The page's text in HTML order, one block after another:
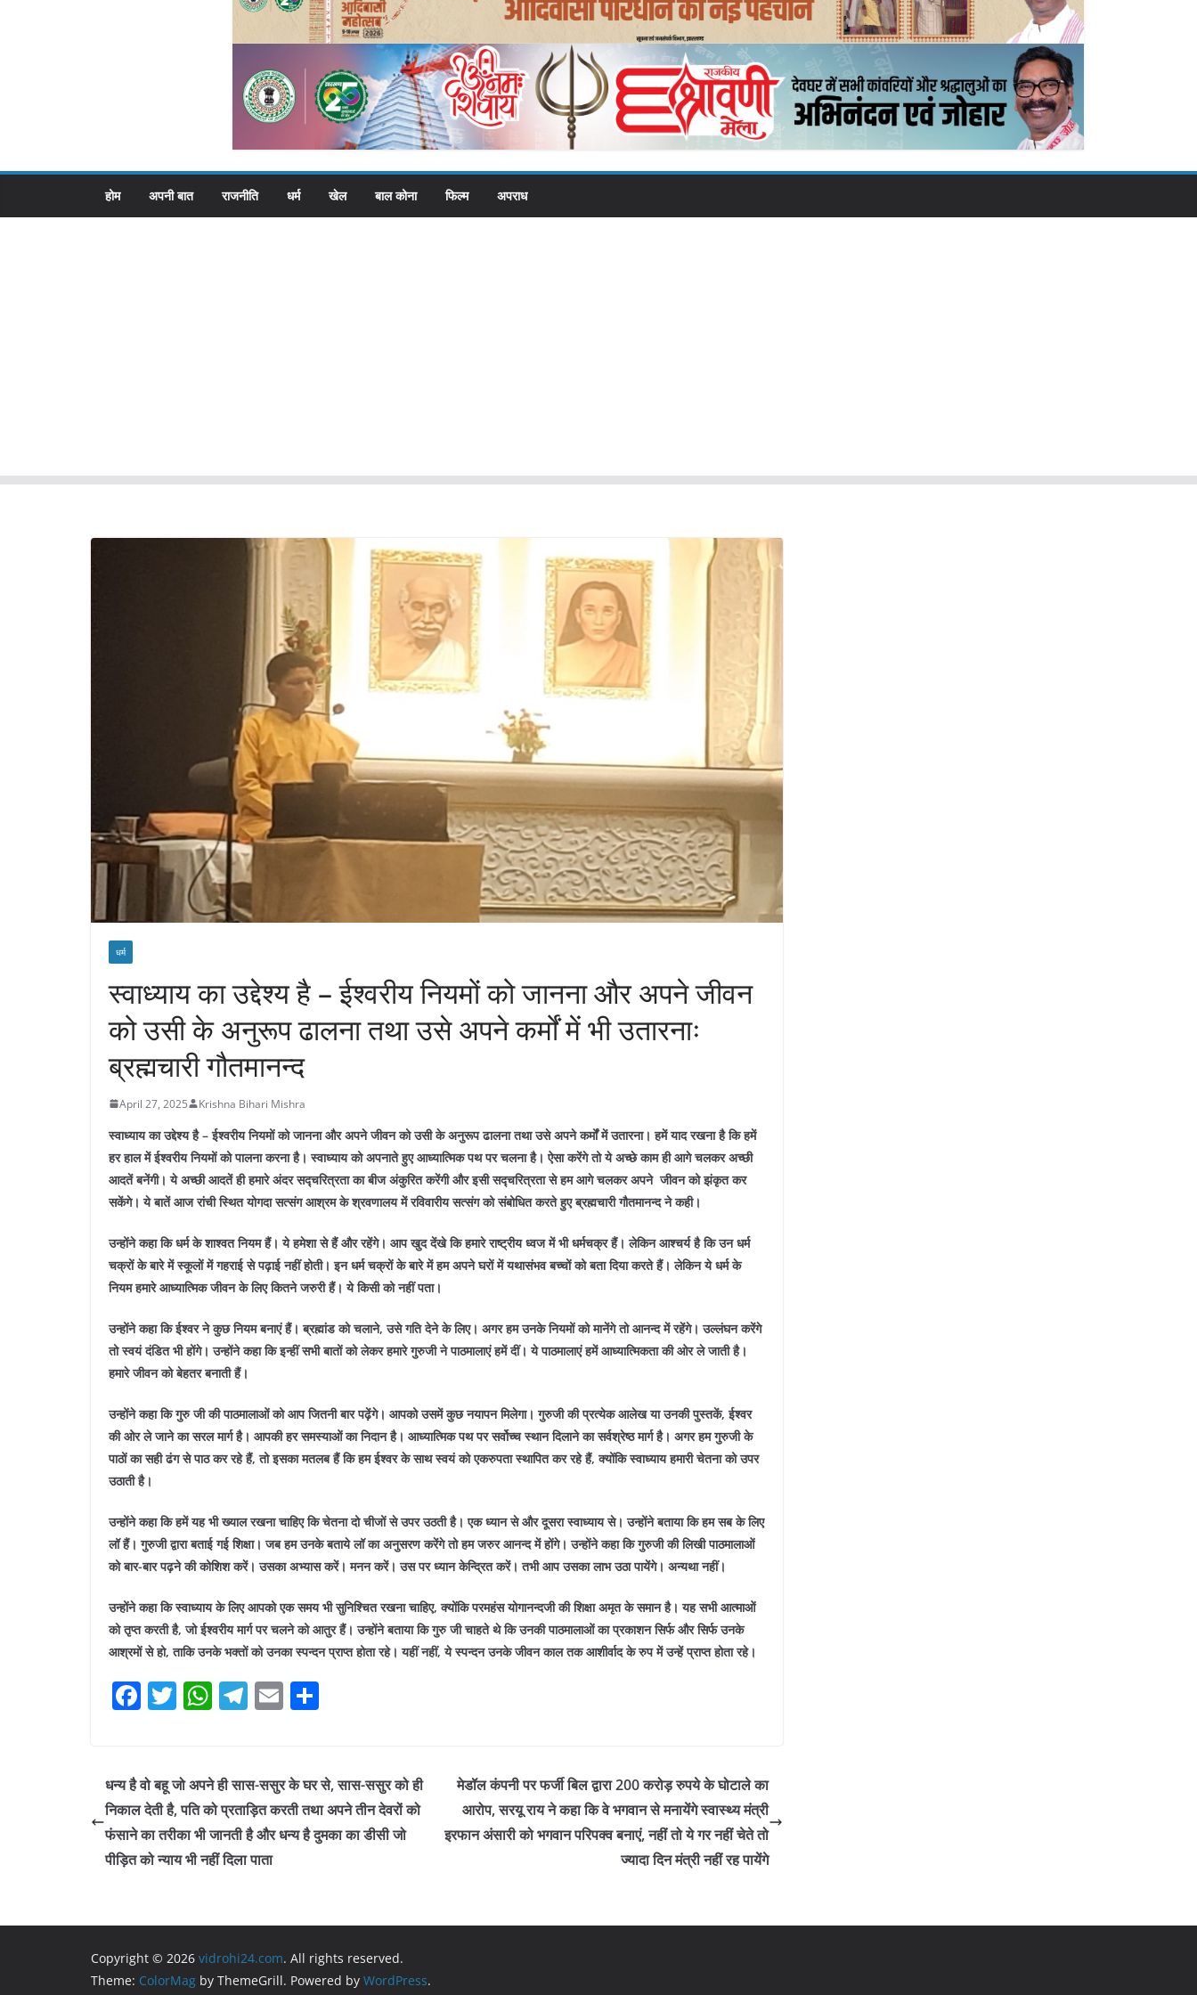
होम अपनी बात राजनीति धर्म खेल बाल कोना फिल्म अपराध
धर्म
स्वाध्याय का उद्देश्य है – ईश्वरीय नियमों को जानना और अपने जीवन
को उसी के अनुरूप ढालना तथा उसे अपने कर्मों में भी उतारनाः
ब्रह्मचारी गौतमानन्द
April 27, 2025 Krishna Bihari Mishra
स्वाध्याय का उद्देश्य है – ईश्वरीय नियमों को जानना और अपने जीवन को उसी के अनुरूप ढालना तथा उसे अपने कर्मों में उतारना। हमें याद रखना है कि हमें
हर हाल में ईश्वरीय नियमों को पालना करना है। स्वाध्याय को अपनाते हुए आध्यात्मिक पथ पर चलना है। ऐसा करेंगे तो ये अच्छे काम ही आगे चलकर अच्छी
आदतें बनेंगी। ये अच्छी आदतें ही हमारे अंदर सद्चरित्रता का बीज अंकुरित करेंगी और इसी सद्चरित्रता से हम आगे चलकर अपने जीवन को झंकृत कर
सकेंगे। ये बातें आज रांची स्थित योगदा सत्संग आश्रम के श्रवणालय में रविवारीय सत्संग को संबोधित करते हुए ब्रह्मचारी गौतमानन्द ने कही।
उन्होंने कहा कि धर्म के शाश्वत नियम हैं। ये हमेशा से हैं और रहेंगे। आप खुद देंखे कि हमारे राष्ट्रीय ध्वज में भी धर्मचक्र हैं। लेकिन आश्चर्य है कि उन धर्म
चक्रों के बारे में स्कूलों में गहराई से पढ़ाई नहीं होती। इन धर्म चक्रों के बारे में हम अपने घरों में यथासंभव बच्चों को बता दिया करते हैं। लेकिन ये धर्म के
नियम हमारे आध्यात्मिक जीवन के लिए कितने जरुरी हैं। ये किसी को नहीं पता।
उन्होंने कहा कि ईश्वर ने कुछ नियम बनाएं हैं। ब्रह्मांड को चलाने, उसे गति देने के लिए। अगर हम उनके नियमों को मानेंगे तो आनन्द में रहेंगे। उल्लंघन करेंगे
तो स्वयं दंडित भी होंगे। उन्होंने कहा कि इन्हीं सभी बातों को लेकर हमारे गुरुजी ने पाठमालाएं हमें दीं। ये पाठमालाएं हमें आध्यात्मिकता की ओर ले जाती है।
हमारे जीवन को बेहतर बनाती हैं।
उन्होंने कहा कि गुरु जी की पाठमालाओं को आप जितनी बार पढ़ेंगे। आपको उसमें कुछ नयापन मिलेगा। गुरुजी की प्रत्येक आलेख या उनकी पुस्तकें, ईश्वर
की ओर ले जाने का सरल मार्ग है। आपकी हर समस्याओं का निदान है। आध्यात्मिक पथ पर सर्वोच्च स्थान दिलाने का सर्वश्रेष्ठ मार्ग है। अगर हम गुरुजी के
पाठों का सही ढंग से पाठ कर रहे हैं, तो इसका मतलब हैं कि हम ईश्वर के साथ स्वयं को एकरुपता स्थापित कर रहे हैं, क्योंकि स्वाध्याय हमारी चेतना को उपर
उठाती है।
उन्होंने कहा कि हमें यह भी ख्याल रखना चाहिए कि चेतना दो चीजों से उपर उठती है। एक ध्यान से और दूसरा स्वाध्याय से। उन्होंने बताया कि हम सब के लिए
लॉ हैं। गुरुजी द्वारा बताई गई शिक्षा। जब हम उनके बताये लॉ का अनुसरण करेंगे तो हम जरुर आनन्द में होंगे। उन्होंने कहा कि गुरुजी की लिखी पाठमालाओं
को बार-बार पढ़ने की कोशिश करें। उसका अभ्यास करें। मनन करें। उस पर ध्यान केन्द्रित करें। तभी आप उसका लाभ उठा पायेंगे। अन्यथा नहीं।
उन्होंने कहा कि स्वाध्याय के लिए आपको एक समय भी सुनिश्चित रखना चाहिए, क्योंकि परमहंस योगानन्दजी की शिक्षा अमृत के समान है। यह सभी आत्माओं
को तृप्त करती है, जो ईश्वरीय मार्ग पर चलने को आतुर हैं। उन्होंने बताया कि गुरु जी चाहते थे कि उनकी पाठमालाओं का प्रकाशन सिर्फ और सिर्फ उनके
आश्रमों से हो, ताकि उनके भक्तों को उनका स्पन्दन प्राप्त होता रहे। यहीं नहीं, ये स्पन्दन उनके जीवन काल तक आशीर्वाद के रुप में उन्हें प्राप्त होता रहे।
F
e
b
o
o
T
er
W
s
A
p
p
T
gr
a
m
E
l e
धन्य है वो बहू जो अपने ही सास-ससुर के घर से, सास-ससुर को ही
निकाल देती है, पति को प्रताड़ित करती तथा अपने तीन देवरों को
फंसाने का तरीका भी जानती है और धन्य है दुमका का डीसी जो
पीड़ित को न्याय भी नहीं दिला पाता
मेडॉल कंपनी पर फर्जी बिल द्वारा 200 करोड़ रुपये के घोटाले का
आरोप, सरयू राय ने कहा कि वे भगवान से मनायेंगे स्वास्थ्य मंत्री
इरफान अंसारी को भगवान परिपक्व बनाएं, नहीं तो ये गर नहीं चेते तो
ज्यादा दिन मंत्री नहीं रह पायेंगे
Copyright © 2026 vidrohi24.com. All rights reserved.
Theme: ColorMag by ThemeGrill. Powered by WordPress.